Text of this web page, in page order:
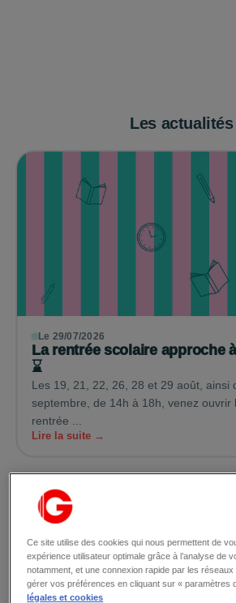
Les actualités
Le 29/07/2026
La rentrée scolaire approche
⌛
Les 19, 21, 22, 26, 28 et 29 août, ainsi
septembre, de 14h à 18h, venez ouvrir
rentrée ...
Lire la suite →
Les
Ce site utilise des cookies qui nous permettent de
expérience utilisateur optimale grâce à l’analyse de
notamment, et une connexion rapide par les
gérer vos préférences en cliquant sur « paramètres
légales et cookies